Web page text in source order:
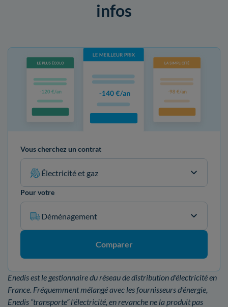
infos
Vous cherchez un contrat
Électricité et gaz
Pour votre
Déménagement
Comparer
Enedis est le gestionnaire du réseau de distribution d'électricité en
France. Fréquemment mélangé avec les fournisseurs d'énergie,
Enedis “transporte” l'électricité, en revanche ne la produit pas